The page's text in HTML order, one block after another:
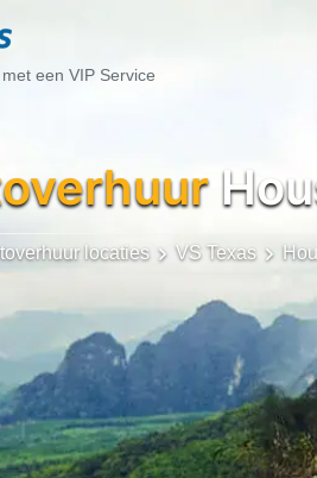
een VIP Service
locaties VS Texas